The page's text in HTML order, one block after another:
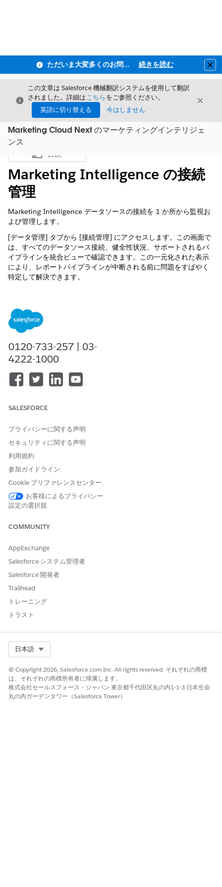
ただいま大変多くのお問い合わせをいただいており、ご連絡までにお時間を頂戴しております 続きを読む
閉じる
この文章は Salesforce 機械翻訳システムを使用して翻訳
されました。詳細はこちら をご参照ください。
英語に切り替える
今はしません
閉じる
Marketing Cloud Next のマーケティングインテリジェ
ンス
目次を表示
目次
Marketing Intelligence の接続
管理
Marketing Intelligence データソースの接続を 1 か所から監視お
よび管理します。
[データ管理] タブから [接続管理] にアクセスします。この画面で
は、すべてのデータソース接続、健全性状況、サポートされるパ
イプラインを統合ビューで確認できます。この一元化された表示
により、レポートパイプラインが中断される前に問題をすばやく
特定して解決できます。
接続管理では、状況を使用して接続の状態と緊急度を評価しま
す。
Active — 接続が使用可能で、スケジュール済み処理の準備がで
きています。
Processing (処理中) — 接続は現在実行中または処理中です。
期限切れ — 認証が無効になったため、ユーザーアクションが
必要です。
個々のパイプライン設定を確認するのではなく、すべての接続
を 1 か所で表示
状況インジケーターで接続状態を一目で監視
各接続でサポートされるパイプラインを確認する
新しいデータソース接続の作成
既存の接続設定の編集
期限切れの接続を再構築せずに再認証する
不要になった接続を削除する
ける
この記事で問題は解決されましたか?
0120-733-257 | 03-
4222-1000
SALESFORCE
プライバシーに関する声明
セキュリティに関する声明
利用規約
参加ガイドライン:
Cookie プリファレンスセンター
お客様によるプライバシー
設定の選択肢
COMMUNITY
AppExchange
Salesforce システム管理者
Salesforce 開発者
Trailhead
トレーニング
トラスト
日本語
© Copyright 2026, Salesforce.com Inc. All rights reserved. それぞれの商標
は、それぞれの商標所有者に帰属します。
株式会社セールスフォース・ジャパン 東京都千代田区丸の内1-1-3 日本生命
丸の内ガーデンタワー（Salesforce Tower）